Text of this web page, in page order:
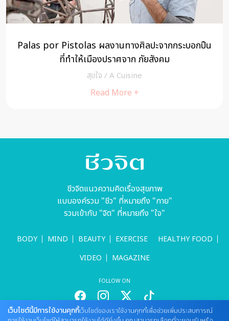
Palas por Pistolas ผลงานทางศิลปะจากกระบอกปืน
ที่ทำให้เมืองปราศจาก ภัยสังคม
สุขใจ / A Cuisine
Read More +
ชีวจิตแนวความคิดเรื่องสุขภาพ
แบบองค์รวม "ชีว" ที่หมายถึง "กาย"
รวมเข้ากับ "จิต" ที่หมายถึง "ใจ"
BODY MIND BEAUTY EXERCISE
HEALTHY FOOD
VIDEO
MAGAZINE
FOLLOW ON
เว็บไซต์นี้มีการใช้งานคุกกี้เว็บไซต์ของเราใช้งานคุกกี้เพื่อช่วยเพิ่มประสบการณ์